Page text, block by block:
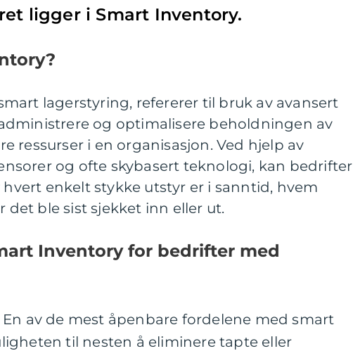
ligger i Smart Inventory.
lagerstyring, refererer til bruk av avansert
og optimalisere beholdningen av
ressurser i en organisasjon. Ved hjelp av
og ofte skybasert teknologi, kan bedrifter
enkelt stykke utstyr er i sanntid, hvem
det ble sist sjekket inn eller ut.
Inventory for bedrifter med
En av de mest åpenbare fordelene med smart
til nesten å eliminere tapte eller